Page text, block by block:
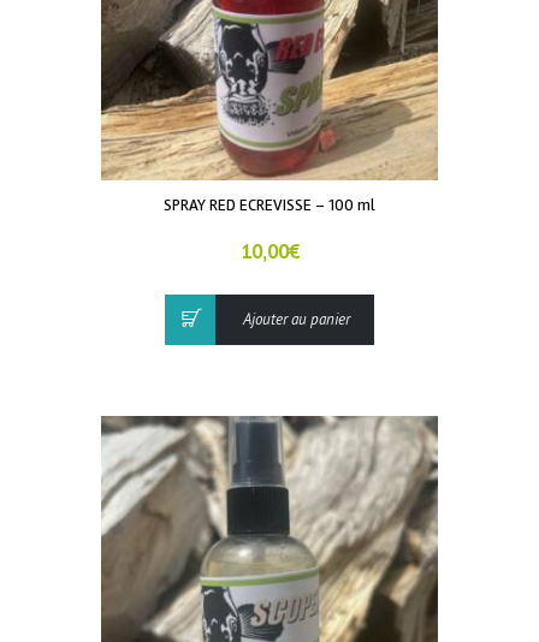
SPRAY RED ECREVISSE – 100 ml
10,00€
Ajouter au panier